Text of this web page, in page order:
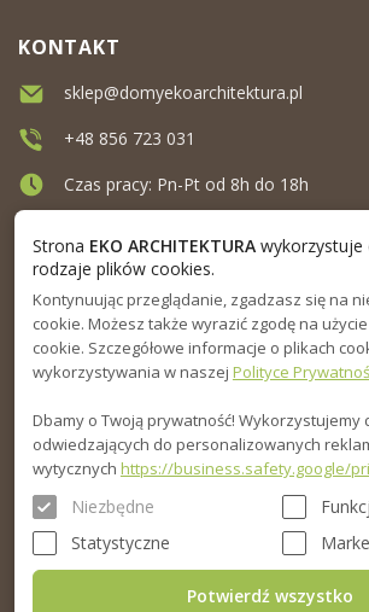
MENU
INFORMACJA
PORADNIK
KONTAKT
sklep@domyekoarchitektura.pl
+48 856 723 031
Czas pracy: Pn-Pt od 8h do 18h
Strona EKO ARCHITEKTURAwykorzystuje
rodzaje plików cookies.
Kontynuując przeglądanie, zgadzasz się na
cookie. Możesz także wyrazić zgodę na
cookie. Szczegółowe informacje o plikach
wykorzystywania w naszej Polityce
Dbamy o Twoją prywatność! Wykorzystujemy
odwiedzających do personalizowanych
wytycznych https://business.safety.google/
Niezbędne
Statystyczne
Potwierdź wszystko